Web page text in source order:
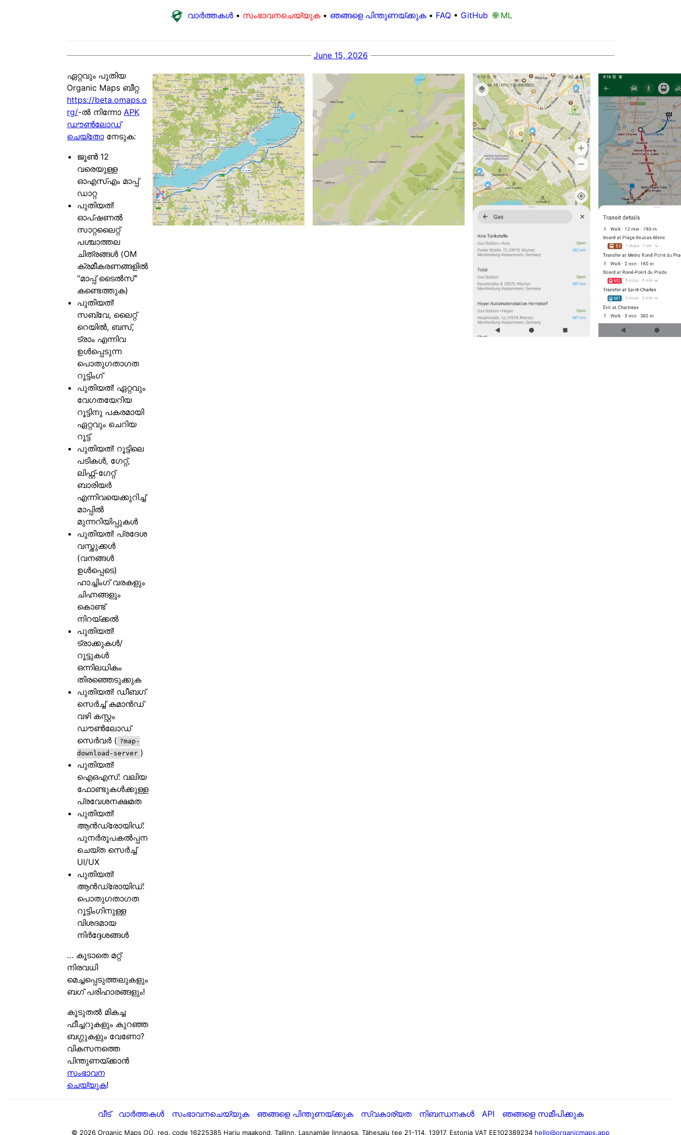
വാർത്തകൾ • സംഭാവനചെയ്യുക • ഞങ്ങളെ പിന്തുണയ്ക്കുക • FAQ • GitHub 🌐 ML
June 15, 2026
ഏറ്റവും പുതിയ
Organic Maps ബീറ്റ
https://beta.omaps.o
rg/-ൽ നിന്നോ APK
ഡൗൺലോഡ്
ചെയ്തോ നേടുക:
ജൂൺ 12
വരെയുള്ള
ഓഎസ്എം മാപ്പ്
ഡാറ്റ
പുതിയത്!
ഓപ്ഷണൽ
സാറ്റലൈറ്റ്
പശ്ചാത്തല
ചിത്രങ്ങൾ (OM
ക്രമീകരണങ്ങളിൽ
"മാപ്പ് ടൈൽസ്"
കണ്ടെത്തുക)
പുതിയത്!
സബ്‌വേ, ലൈറ്റ്
റെയിൽ, ബസ്,
ട്രാം എന്നിവ
ഉൾപ്പെടുന്ന
പൊതുഗതാഗത
റൂട്ടിംഗ്
പുതിയത്! ഏറ്റവും
വേഗതയേറിയ
റൂട്ടിനു പകരമായി
ഏറ്റവും ചെറിയ
റൂട്ട്
പുതിയത്! റൂട്ടിലെ
പടികൾ, ഗേറ്റ്,
ലിഫ്റ്റ്-ഗേറ്റ്
ബാരിയർ
എന്നിവയെക്കുറിച്ച്
മാപ്പിൽ
മുന്നറിയിപ്പുകൾ
പുതിയത്! പ്രദേശ
വസ്തുക്കൾ
(വനങ്ങൾ
ഉൾപ്പെടെ)
ഹാച്ചിംഗ് വരകളും
ചിഹ്നങ്ങളും
കൊണ്ട്
നിറയ്ക്കൽ
പുതിയത്!
ട്രാക്കുകൾ/
റൂട്ടുകൾ
ഒന്നിലധികം
തിരഞ്ഞെടുക്കുക
പുതിയത്! ഡീബഗ്
സെർച്ച് കമാൻഡ്
വഴി കസ്റ്റം
ഡൗൺലോഡ്
സെർവർ ( ?map-
download-server )
പുതിയത്!
ഐഒഎസ്: വലിയ
ഫോണ്ടുകൾക്കുള്ള
പ്രവേശനക്ഷമത
പുതിയത്!
ആൻഡ്രോയിഡ്:
പുനർരൂപകൽപ്പന
ചെയ്ത സെർച്ച്
UI/UX
പുതിയത്!
ആൻഡ്രോയിഡ്:
പൊതുഗതാഗത
റൂട്ടിംഗിനുള്ള
വിശദമായ
നിർദ്ദേശങ്ങൾ
… കൂടാതെ മറ്റ്
നിരവധി
മെച്ചപ്പെടുത്തലുകളും
ബഗ് പരിഹാരങ്ങളും!
കൂടുതൽ മികച്ച
ഫീച്ചറുകളും കുറഞ്ഞ
ബഗ്ഗുകളും വേണോ?
വികസനത്തെ
പിന്തുണയ്ക്കാൻ
സംഭാവന
ചെയ്യുക!
വീട് വാർത്തകൾ സംഭാവനചെയ്യുക ഞങ്ങളെ പിന്തുണയ്ക്കുക സ്വകാര്യത നിബന്ധനകൾ API ഞങ്ങളെ സമീപിക്കുക
© 2026 Organic Maps OÜ, reg. code 16225385 Harju maakond, Tallinn, Lasnamäe linnaosa, Tähesaju tee 21-114, 13917, Estonia VAT EE102389234 hello@organicmaps.app